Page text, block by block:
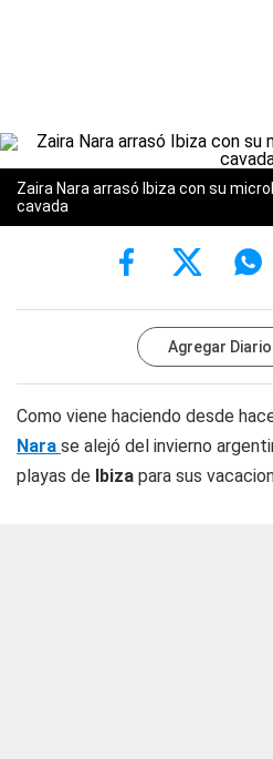
Zaira Nara arrasó Ibiza con su
cavada
Agregar Diario
Como viene haciendo desde
Nara se alejó del invierno
playas de Ibiza para sus